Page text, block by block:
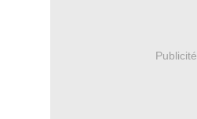
Publicité